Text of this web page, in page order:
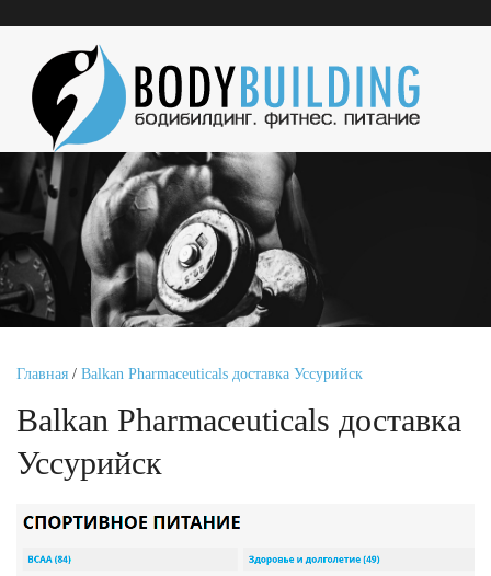
Главная / Balkan Pharmaceuticals доставка Уссурийск
Balkan Pharmaceuticals доставка
Уссурийск